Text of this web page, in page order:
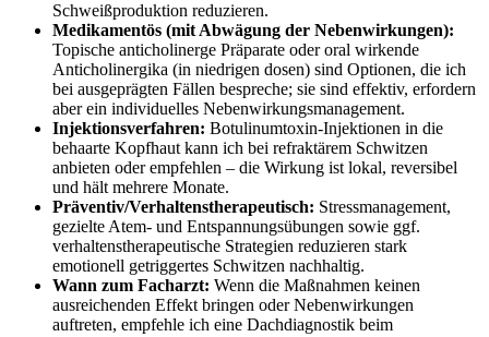
Schweißproduktion reduzieren.
Medikamentös (mit Abwägung der Nebenwirkungen):
Topische anticholinerge Präparate oder oral wirkende
Anticholinergika (in niedrigen dosen) sind Optionen, die ich
bei ausgeprägten⁣ Fällen bespreche; sie sind effektiv, erfordern
aber‍ ein‍ individuelles Nebenwirkungsmanagement.
Injektionsverfahren: Botulinumtoxin-Injektionen in die
behaarte Kopfhaut kann ich⁣ bei refraktärem Schwitzen
anbieten oder empfehlen – die Wirkung ist lokal,‌ reversibel
und hält mehrere Monate.
Präventiv/Verhaltenstherapeutisch: Stressmanagement,
gezielte Atem- und Entspannungsübungen sowie ggf.
verhaltenstherapeutische Strategien reduzieren stark
emotionell‍ getriggertes Schwitzen nachhaltig.
Wann zum ‍Facharzt: Wenn die Maßnahmen keinen
ausreichenden Effekt bringen oder Nebenwirkungen
auftreten, empfehle ich eine Dachdiagnostik beim